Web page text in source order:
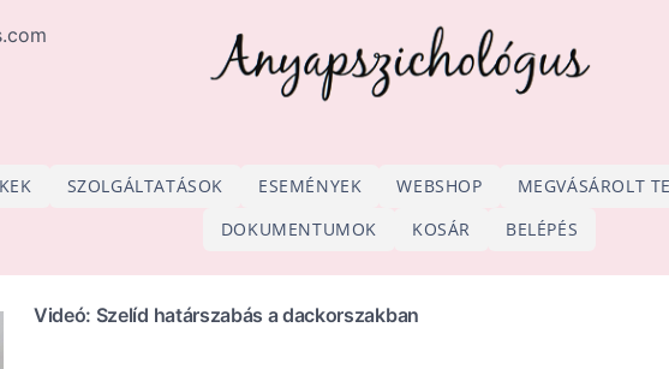
SZOLGÁLTATÁSOK ESEMÉNYEK WEBSHOP
MEGVÁSÁROLT
DOKUMENTUMOK
KOSÁR BELÉPÉS
Videó: Szelíd határszabás a dackorszakban